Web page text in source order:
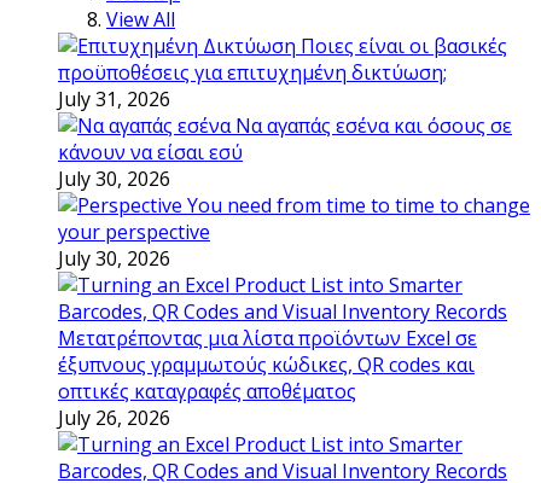
View All
Ποιες είναι οι βασικές
προϋποθέσεις για επιτυχημένη δικτύωση;
July 31, 2026
Να αγαπάς εσένα και όσους σε
κάνουν να είσαι εσύ
July 30, 2026
You need from time to time to change
your perspective
July 30, 2026
Μετατρέποντας μια λίστα προϊόντων Excel σε
έξυπνους γραμμωτούς κώδικες, QR codes και
οπτικές καταγραφές αποθέματος
July 26, 2026